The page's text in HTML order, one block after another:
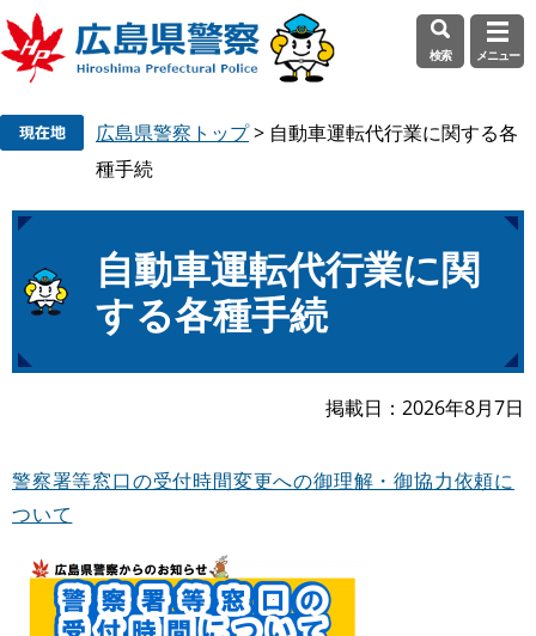
先
を
本
検索 メニュー
広島県警察トップ> 自動車運転代行業に関する各
種手続
文
自動車運転代行業に関
する各種手続
掲載日 2026年8月7日
警察署等窓口の受付時間変更への御理解・御協力依頼に
ついて